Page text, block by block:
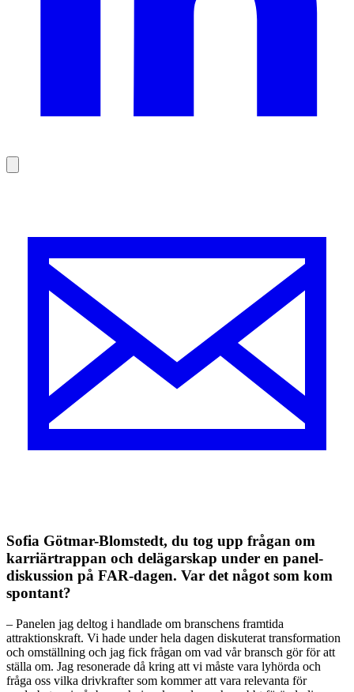
Sofia Götmar-Blomstedt, du tog upp frågan om
karriärtrappan och delägarskap under en panel­
diskussion på FAR-dagen. Var det något som kom
spontant?
– Panelen jag deltog i handlade om branschens framtida
attraktionskraft. Vi hade under hela dagen diskuterat transformation
och omställning och jag fick frågan om vad vår bransch gör för att
ställa om. Jag resonerade då kring att vi måste vara lyhörda och
fråga oss vilka drivkrafter som kommer att vara relevanta för